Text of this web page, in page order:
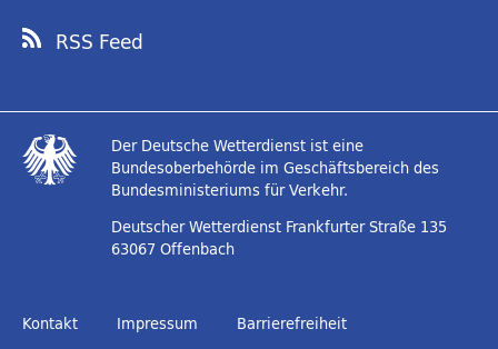
RSS Feed
Der Deutsche Wetterdienst ist eine
Bundesoberbehörde im Geschäftsbereich des
Bundesministeriums für Verkehr.
Deutscher Wetterdienst Frankfurter Straße 135
63067 Offenbach
Kontakt Impressum
Barrierefreiheit